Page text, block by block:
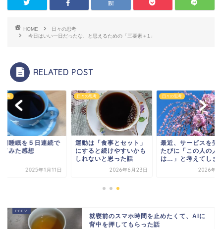
HOME
日々の思考
今日はいい一日だったな、と思えるための「三要素＋1」
RELATED POST
思考
間睡眠を５日連続で
てみた感想
2025年1月11日
日々の思考
運動は「食事とセット」
にすると続けやすいかも
しれないと思った話
2026年6月23日
日々の思考
最近、サービスを受
たびに「この人の人
は…」と考えてしま
2026年3
就寝前のスマホ時間を止めたくて、AIに
背中を押してもらった話